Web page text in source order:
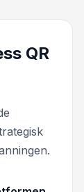
QR